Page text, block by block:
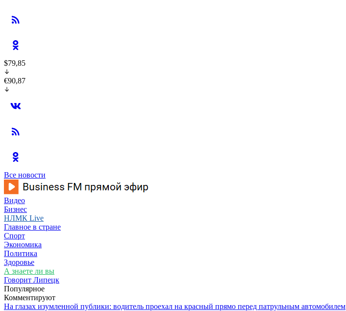
$79,85
€90,87
Все новости
Видео
Бизнес
НЛМК Live
Главное в стране
Спорт
Экономика
Политика
Здоровье
А знаете ли вы
Говорит Липецк
Популярное
Комментируют
На глазах изумленной публики: водитель проехал на красный прямо перед патрульным автомобилем